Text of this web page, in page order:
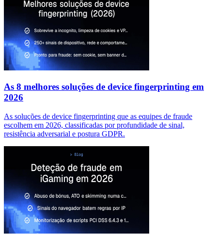
As 8 melhores soluções de device fingerprinting em
2026
As soluções de device fingerprinting que as equipes de fraude
escolhem em 2026, classificadas por profundidade de sinal,
resistência adversarial e postura GDPR.